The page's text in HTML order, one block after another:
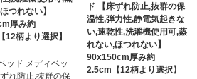
つれない】
厚み約
12柄より選択】
ッド メディベッ
ずれ防止,抜群の保
ド 【床ずれ防止,抜群の保
温性,弾力性,静電気起きな
い,速乾性,洗濯機使用可,蒸
れない,ほつれない】
90x150cm厚み約
2.5cm【12柄より選択】